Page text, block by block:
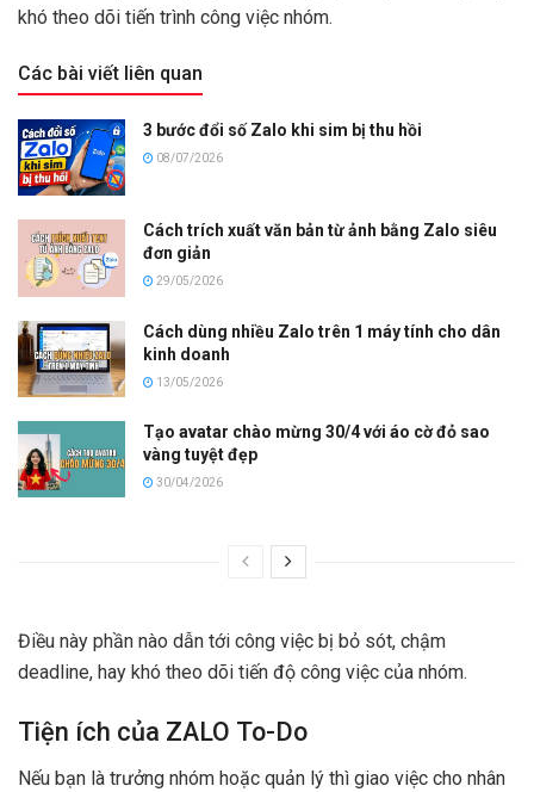
khó theo dõi tiến trình công việc nhóm.
Các bài viết liên quan
3 bước đổi số Zalo khi sim bị thu hồi
08/07/2026
Cách trích xuất văn bản từ ảnh bằng Zalo siêu
đơn giản
29/05/2026
Cách dùng nhiều Zalo trên 1 máy tính cho dân
kinh doanh
13/05/2026
Tạo avatar chào mừng 30/4 với áo cờ đỏ sao
vàng tuyệt đẹp
30/04/2026
Điều này phần nào dẫn tới công việc bị bỏ sót, chậm
deadline, hay khó theo dõi tiến độ công việc của nhóm.
Tiện ích của ZALO To-Do
Nếu bạn là trưởng nhóm hoặc quản lý thì giao việc cho nhân